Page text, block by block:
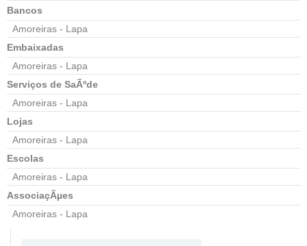
Bancos
Amoreiras - Lapa
Embaixadas
Amoreiras - Lapa
Serviços de SaÃºde
Amoreiras - Lapa
Lojas
Amoreiras - Lapa
Escolas
Amoreiras - Lapa
AssociaçÃµes
Amoreiras - Lapa